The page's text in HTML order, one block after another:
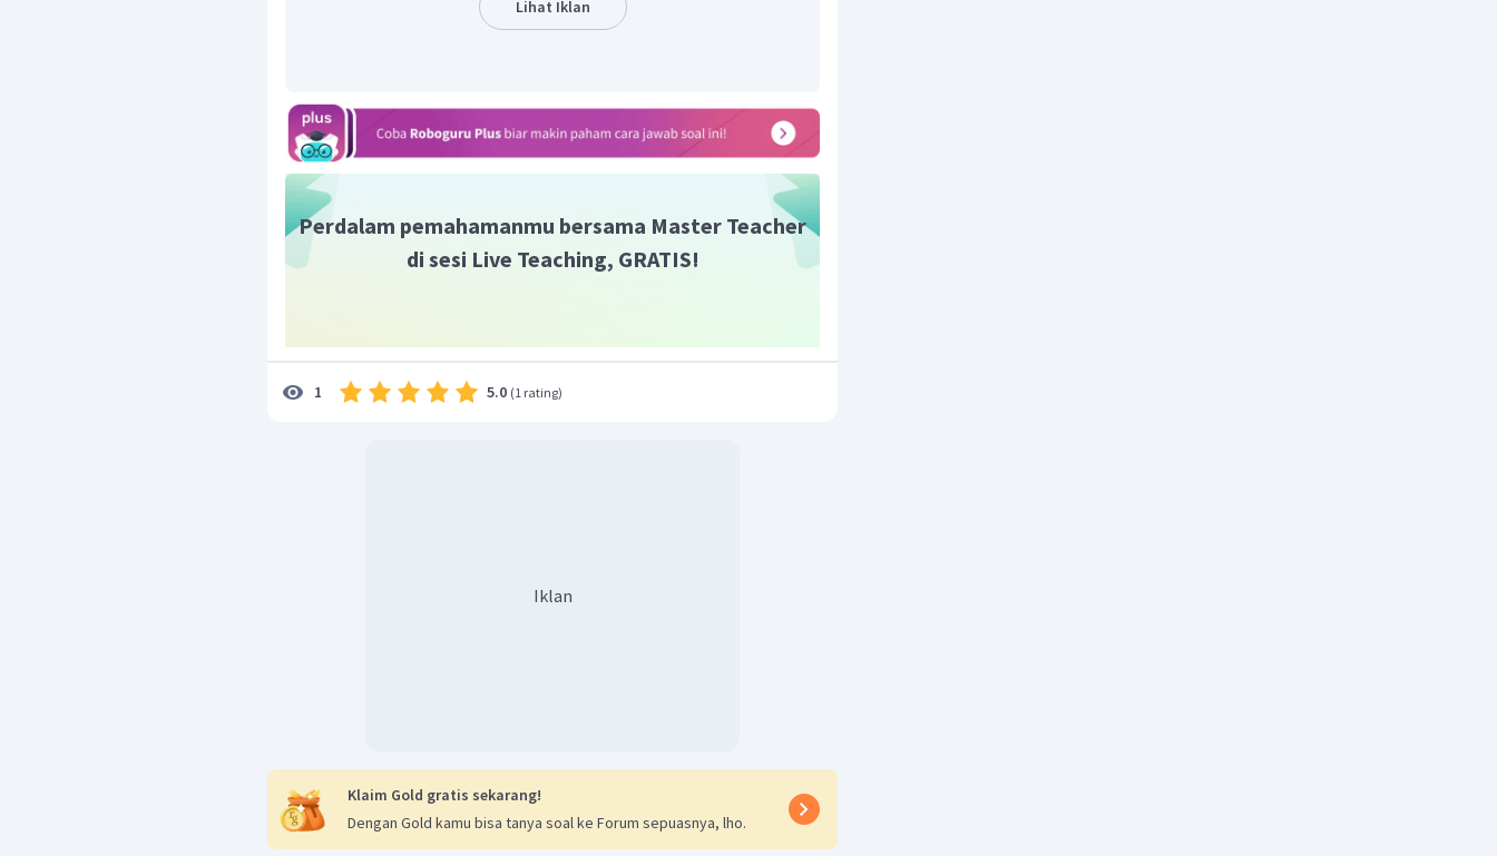
, ionCa2 +memiliki nama kalsium dan
Jadi, jawaban yang benar adalah B.
Lihat Iklan
Perdalam pemahamanmu bersama Master Teacher
di sesi Live Teaching, GRATIS!
1 5.0 (1 rating)
Iklan
Klaim Gold gratis sekarang!
Dengan Gold kamu bisa tanya soal ke Forum sepuasnya, lho.